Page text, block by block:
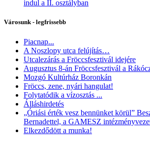
indul a II. osztályban
Városunk - legfrissebb
Piacnap...
A Noszlopy utca felújítás…
Utcalezárás a Fröccsfesztivál idejére
Augusztus 8-án Fröccsfesztivál a
Mozgó Kultúrház Boronkán
Fröccs, zene, nyári hangulat!
Folytatódik a vízosztás ...
Álláshirdetés
„Óriási érték vesz bennünket körül”
Bernadettel, a GAMESZ
Elkezdődött a munka!